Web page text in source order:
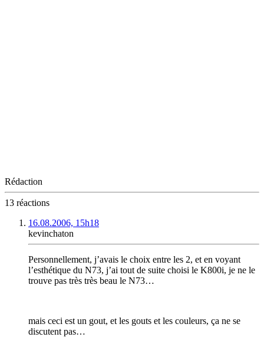
Rédaction
13 réactions
16.08.2006, 15h18
kevinchaton
Personnellement, j’avais le choix entre les 2, et en voyant
l’esthétique du N73, j’ai tout de suite choisi le K800i, je ne le
trouve pas très très beau le N73…
mais ceci est un gout, et les gouts et les couleurs, ça ne se
discutent pas…